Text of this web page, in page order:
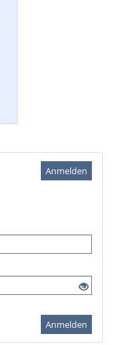
Anmelden
Anmelden